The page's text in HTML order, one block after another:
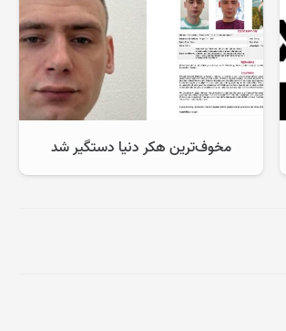
مخوف‌ترین هکر دنیا دستگیر شد